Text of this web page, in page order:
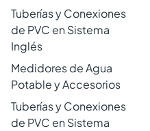
Tuberías y Conexiones
de PVC en Sistema
Inglés
Medidores de Agua
Potable y Accesorios
Tuberías y Conexiones
de PVC en Sistema